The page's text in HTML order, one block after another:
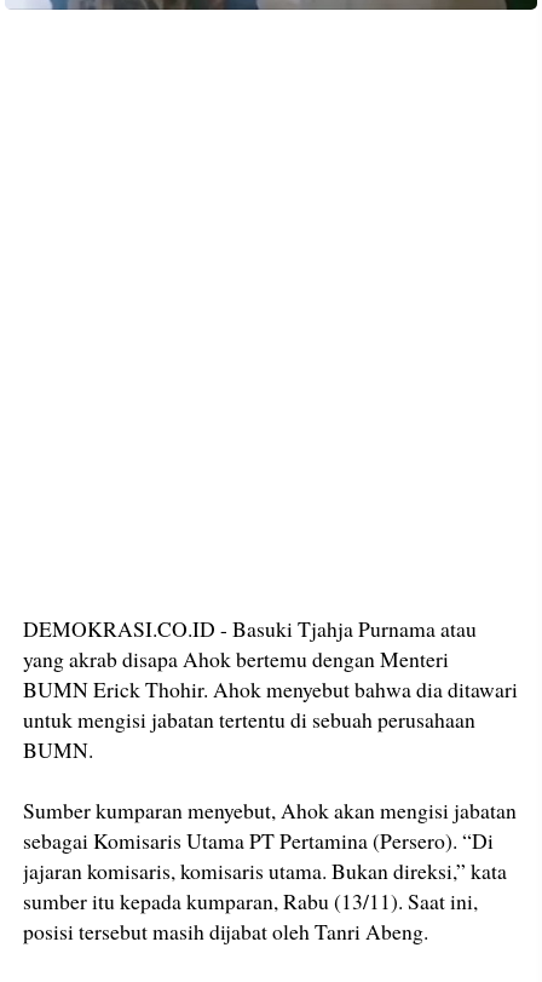
DEMOKRASI.CO.ID - Basuki Tjahja Purnama atau
yang akrab disapa Ahok bertemu dengan Menteri
BUMN Erick Thohir. Ahok menyebut bahwa dia ditawari
untuk mengisi jabatan tertentu di sebuah perusahaan
BUMN.
Sumber kumparan menyebut, Ahok akan mengisi jabatan
sebagai Komisaris Utama PT Pertamina (Persero). “Di
jajaran komisaris, komisaris utama. Bukan direksi,” kata
sumber itu kepada kumparan, Rabu (13/11). Saat ini,
posisi tersebut masih dijabat oleh Tanri Abeng.